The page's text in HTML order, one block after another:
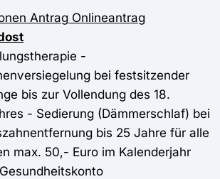
Antrag Onlineantrag
-
bei festsitzender
bis zur Vollendung des 18.
- Sedierung (Dämmerschlaf) bei
bis 25 Jahre für alle
max. 50,- Euro im Kalenderjahr